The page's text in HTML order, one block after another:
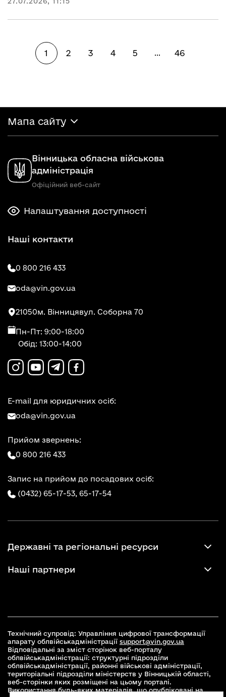
1 2 3 4 5 ... 46
Мапа сайту
Вінницька обласна військова
адміністрація
Офіційний веб-сайт
Налаштування доступності
Наші контакти
0 800 216 433
oda@vin.gov.ua
21050м. Вінницявул. Соборна 70
Пн-Пт: 9:00-18:00
Обід: 13:00-14:00
E-mail для юридичних осіб:
oda@vin.gov.ua
Прийом звернень:
0 800 216 433
Запис на прийом до посадових осіб:
(0432) 65-17-53, 65-17-54
Державні та регіональні ресурси
Наші партнери
Технічний супровід: Управління цифрової трансформації
апарату облвійськадміністрації support@vin.gov.ua
Відповідальні за зміст сторінок веб-порталу
облвійськадміністрації: структурні підрозділи
облвійськадміністрації, районні військові адміністрації,
територіальні підрозділи міністерств у Вінницькій області,
веб-сторінки яких розміщені на цьому порталі.
Використання будь-яких матеріалів, що опубліковані на